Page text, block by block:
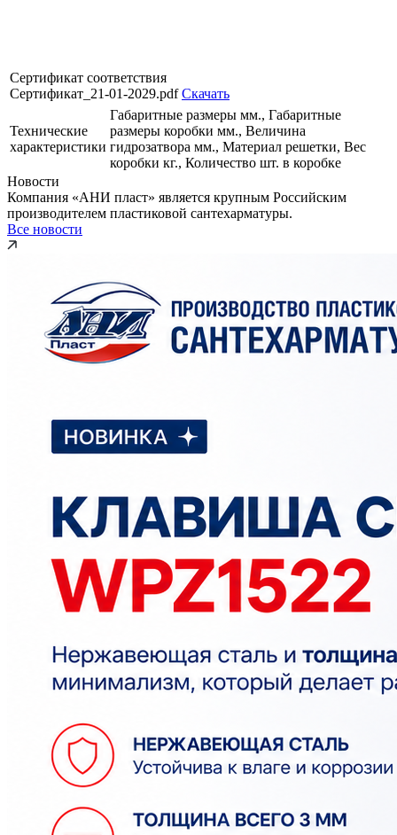
Сертификат соответствия
Сертификат_21-01-2029.pdfСкачать
Технические
характеристики
Габаритные размеры мм., Габаритные
размеры коробки мм., Величина
гидрозатвора мм., Материал решетки, Вес
коробки кг., Количество шт. в коробке
Новости
Компания «АНИ пласт» является крупным Российским
производителем пластиковой сантехарматуры.
Все новости